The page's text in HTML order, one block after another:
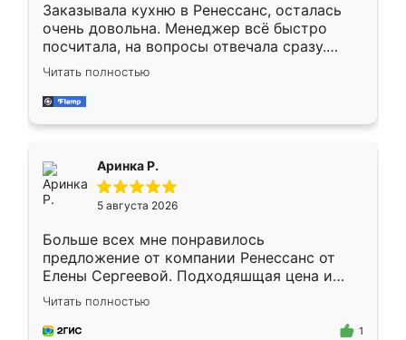
Заказывала кухню в Ренессанс, осталась
очень довольна. Менеджер всё быстро
посчитала, на вопросы отвечала сразу.
Замерщик приехал в субботу, подошёл к
делу со всей ответственностью. Собрали
за день, ребята работали аккуратно, даже
Читать полностью
Аринка Р.
5 августа 2026
Больше всех мне понравилось
предложение от компании Ренессанс от
Елены Сергеевой. Подходяшщая цена и
короткие сроки изготовления. Приехавший
для замера сотрудник Владислав
предложил по моему эскизу самый
Читать полностью
1